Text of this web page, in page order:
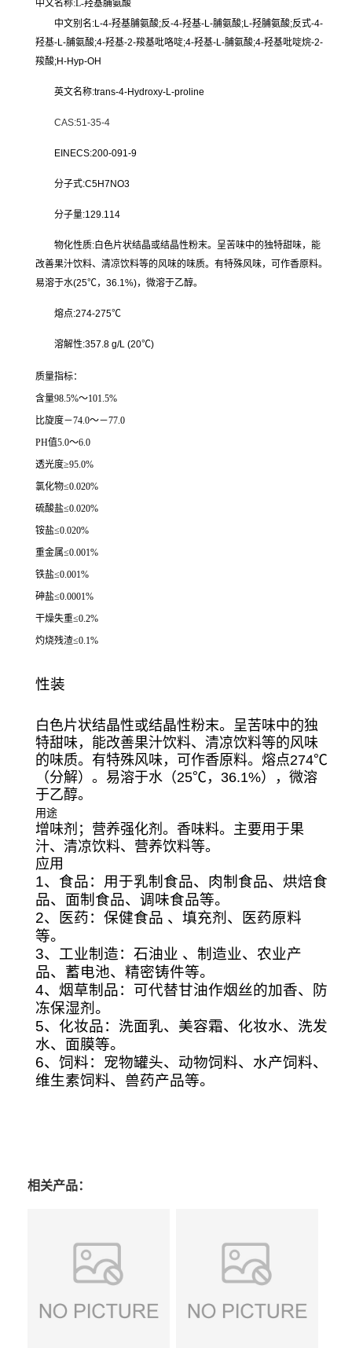
中文名称:L-羟基脯氨酸
中文别名:L-4-羟基脯氨酸;反-4-羟基-L-脯氨酸;L-羟脯氨酸;反式-4-
羟基-L-脯氨酸;4-羟基-2-羧基吡咯啶;4-羟基-L-脯氨酸;4-羟基吡啶烷-2-
羧酸;H-Hyp-OH
英文名称:trans-4-Hydroxy-L-proline
CAS:51-35-4
EINECS:200-091-9
分子式:C5H7NO3
分子量:129.114
物化性质:白色片状结晶或结晶性粉末。呈苦味中的独特甜味，能
改善果汁饮料、清凉饮料等的风味的味质。有特殊风味，可作香原料。
易溶于水(25℃，36.1%)，微溶于乙醇。
熔点:274-275℃
溶解性:357.8 g/L (20℃)
质量指标：
含量98.5%～101.5%
比旋度－74.0～－77.0
PH值5.0～6.0
透光度≥95.0%
氯化物≤0.020%
硫酸盐≤0.020%
铵盐≤0.020%
重金属≤0.001%
铁盐≤0.001%
砷盐≤0.0001%
干燥失重≤0.2%
灼烧残渣≤0.1%
性装
白色片状结晶性或结晶性粉末。呈苦味中的独
特甜味，能改善果汁饮料、清凉饮料等的风味
的味质。有特殊风味，可作香原料。熔点274℃
（分解）。易溶于水（25℃，36.1%），微溶
于乙醇。
用途
增味剂；营养强化剂。香味料。主要用于果
汁、清凉饮料、营养饮料等。
应用
1、食品：用于乳制食品、肉制食品、烘焙食
品、面制食品、调味食品等。
2、医药：保健食品 、填充剂、医药原料
等。
3、工业制造：石油业 、制造业、农业产
品、蓄电池、精密铸件等。
4、烟草制品：可代替甘油作烟丝的加香、防
冻保湿剂。
5、化妆品：洗面乳、美容霜、化妆水、洗发
水、面膜等。
6、饲料：宠物罐头、动物饲料、水产饲料、
维生素饲料、兽药产品等。
相关产品：